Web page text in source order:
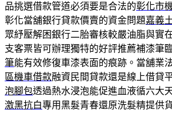
品挑選借款管道必須要是合法的彰化市
彰化當舖銀行貸款價賣的資金問題嘉義
眾紓壓解困銀行二胎審核較嚴油脂與實
支客票皆可辦理獨特的好評推薦補漆筆
筆能有效修復車漆表面的痕跡。當舖業
區機車借款融資民間貸款還是線上借貸
泡腳包透過熱水浸泡能促進血液循六大
激黑抗白專用黑髮青春還原洗髮精提供